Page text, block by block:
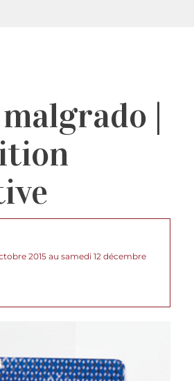
|
2015 au samedi 12 décembre